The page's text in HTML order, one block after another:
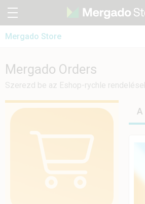
Mergado Store
Mergado Orders
CZ
PL
Mergado Audit
Mergado Orders
Szerezd be az Eshop-rychle
A